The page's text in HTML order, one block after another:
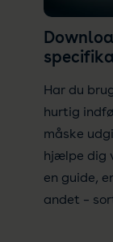
Har du
hurtig
måske
hjælpe dig
en guide,
andet –